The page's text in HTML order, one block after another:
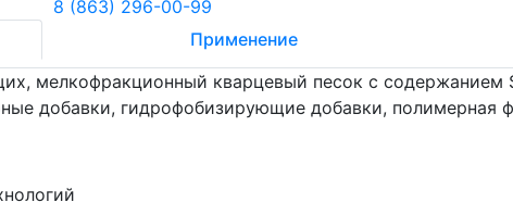
8 (863) 296-00-99
Применение
мелкофракционный кварцевый песок с содержанием
добавки, гидрофобизирующие добавки, полимерная